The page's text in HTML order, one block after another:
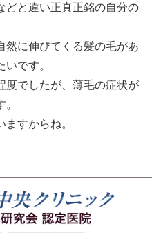
どと違い正真正銘の自分の
然に伸びてくる髪の毛があ
です。
度でしたが、薄毛の症状が
すからね。